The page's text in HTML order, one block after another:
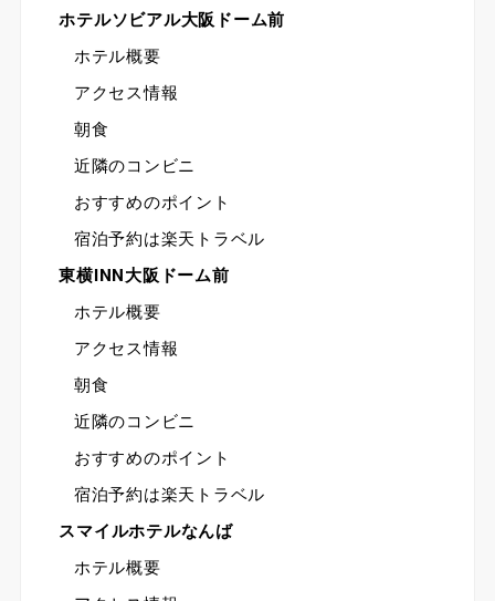
ホテルソビアル大阪ドーム前
ホテル概要
アクセス情報
朝食
近隣のコンビニ
おすすめのポイント
宿泊予約は楽天トラベル
東横INN大阪ドーム前
ホテル概要
アクセス情報
朝食
近隣のコンビニ
おすすめのポイント
宿泊予約は楽天トラベル
スマイルホテルなんば
ホテル概要